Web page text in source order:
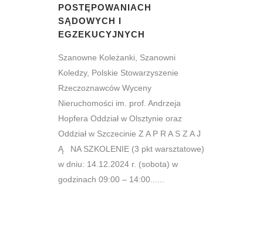
POSTĘPOWANIACH
SĄDOWYCH I
EGZEKUCYJNYCH
Szanowne Koleżanki, Szanowni
Koledzy, Polskie Stowarzyszenie
Rzeczoznawców Wyceny
Nieruchomości im. prof. Andrzeja
Hopfera Oddział w Olsztynie oraz
Oddział w Szczecinie Z A P R A S Z A J
Ą NA SZKOLENIE (3 pkt warsztatowe)
w dniu: 14.12.2024 r. (sobota) w
godzinach 09:00 – 14:00......